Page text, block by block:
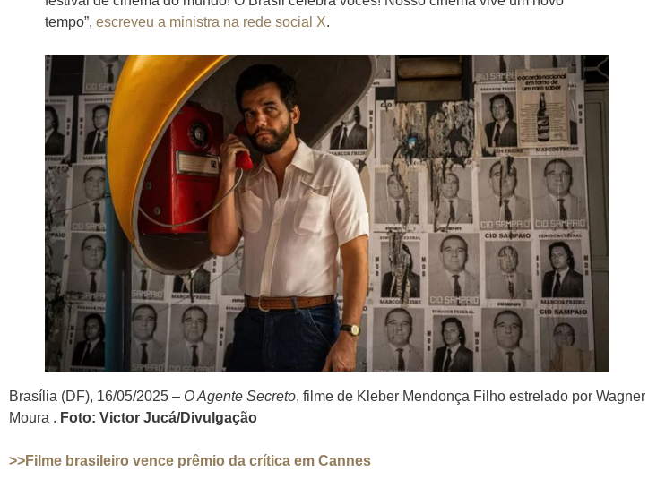
tempo”, escreveu a ministra na rede social X.
Brasília (DF), 16/05/2025 – O Agente Secreto, filme de Kleber Mendonça Filho estrelado por Wagner
Moura . Foto: Victor Jucá/Divulgação
>>Filme brasileiro vence prêmio da crítica em Cannes